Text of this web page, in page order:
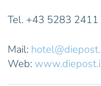
Tel. +43 5283 2411
Mail:
Web: